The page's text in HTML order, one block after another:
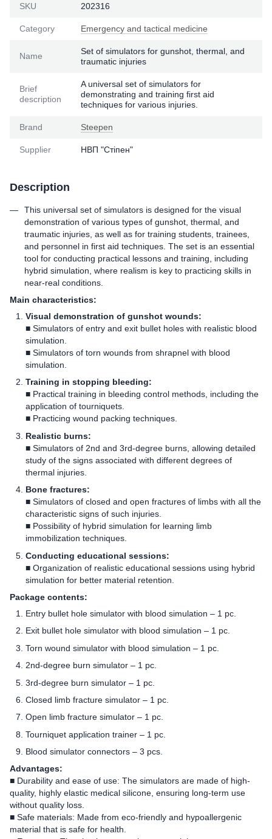
SKU 202316
Category Emergency and tactical medicine
Name
Set of simulators for gunshot, thermal, and
traumatic injuries
Brief
description
A universal set of simulators for
demonstrating and training first aid
techniques for various injuries.
Brand Steepen
Supplier НВП "Стіпен"
Description
This universal set of simulators is designed for the visual
demonstration of various types of gunshot, thermal, and
traumatic injuries, as well as for training students, trainees,
and personnel in first aid techniques. The set is an essential
tool for conducting practical lessons and training, including
hybrid simulation, where realism is key to practicing skills in
near-real conditions.
Main characteristics:
Visual demonstration of gunshot wounds:
■ Simulators of entry and exit bullet holes with realistic blood
simulation.
■ Simulators of torn wounds from shrapnel with blood
simulation.
Training in stopping bleeding:
■ Practical training in bleeding control methods, including the
application of tourniquets.
■ Practicing wound packing techniques.
Realistic burns:
■ Simulators of 2nd and 3rd-degree burns, allowing detailed
study of the signs associated with different degrees of
thermal injuries.
Bone fractures:
■ Simulators of closed and open fractures of limbs with all the
characteristic signs of such injuries.
■ Possibility of hybrid simulation for learning limb
immobilization techniques.
Conducting educational sessions:
■ Organization of realistic educational sessions using hybrid
simulation for better material retention.
Package contents:
Entry bullet hole simulator with blood simulation – 1 pc.
Exit bullet hole simulator with blood simulation – 1 pc.
Torn wound simulator with blood simulation – 1 pc.
2nd-degree burn simulator – 1 pc.
3rd-degree burn simulator – 1 pc.
Closed limb fracture simulator – 1 pc.
Open limb fracture simulator – 1 pc.
Tourniquet application trainer – 1 pc.
Blood simulator connectors – 3 pcs.
Advantages:
■ Durability and ease of use: The simulators are made of high-
quality, highly elastic medical silicone, ensuring long-term use
without quality loss.
■ Safe materials: Made from eco-friendly and hypoallergenic
material that is safe for health.